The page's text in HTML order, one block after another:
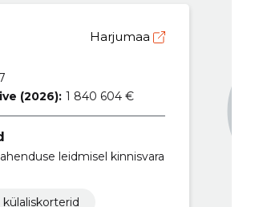
Harjumaa
(2026): 1 840 604 €
leidmisel kinnisvara
külaliskorterid